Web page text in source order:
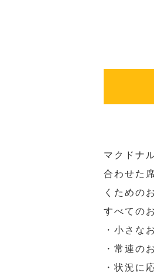
マクドナ
合わせた
くための
すべての
・小さな
・常連の
・状況に